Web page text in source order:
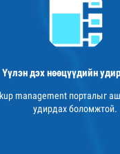
Үүлэн дэх нөөцүүдийн
management порталыг
удирдах боломжтой.